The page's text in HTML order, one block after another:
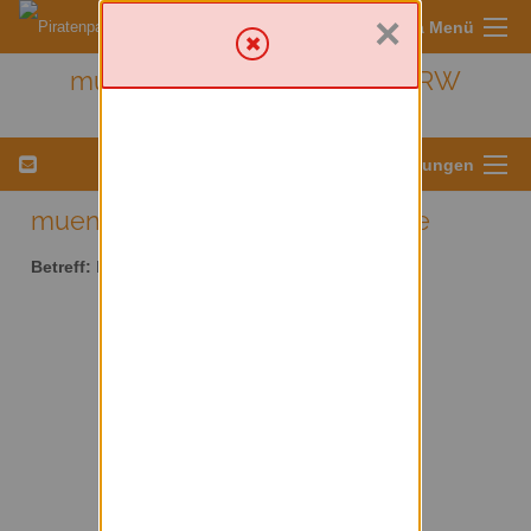
Sympa Menü
muenster - Kreis Münster/ NRW
Menü für Listeneinstellungen
muenster AT lists.piratenpartei.de
Betreff:
×